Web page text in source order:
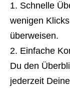
Schnelle
wenigen
überweisen.
Einfache
Du den
jederzeit